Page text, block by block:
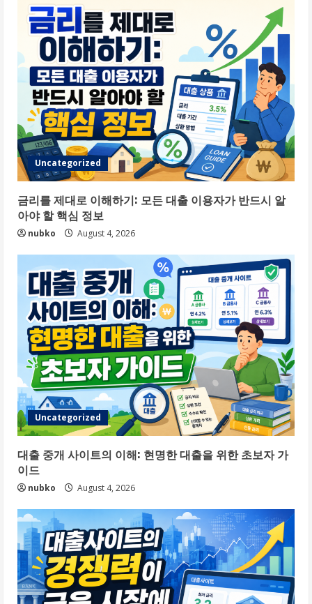
Uncategorized
금리를 제대로 이해하기: 모든 대출 이용자가 반드시 알
아야 할 핵심 정보
nubko August 4, 2026
Uncategorized
대출 중개 사이트의 이해: 현명한 대출을 위한 초보자 가
이드
nubko August 4, 2026